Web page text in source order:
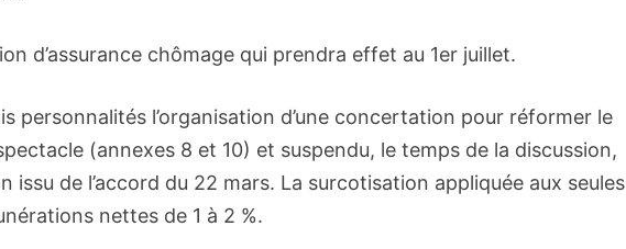
d’assurance chômage qui prendra effet au 1er juillet.
personnalités l’organisation d’une concertation pour réformer le
(annexes 8 et 10) et suspendu, le temps de la discussion,
issu de l’accord du 22 mars. La surcotisation appliquée aux seules
nettes de 1 à 2 %.